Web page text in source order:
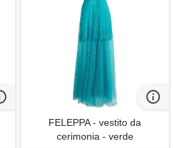
FELEPPA - vestito da
cerimonia - verde